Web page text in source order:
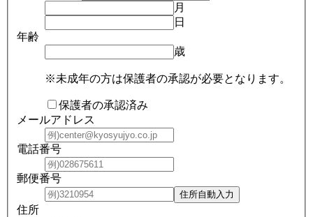
月
日
年齢
歳
※未成年の方は保護者の承認が必要となります。
保護者の承認済み
メールアドレス
電話番号
郵便番号
住所